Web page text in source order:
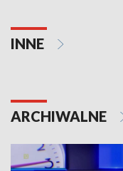
INNE
ARCHIWALNE